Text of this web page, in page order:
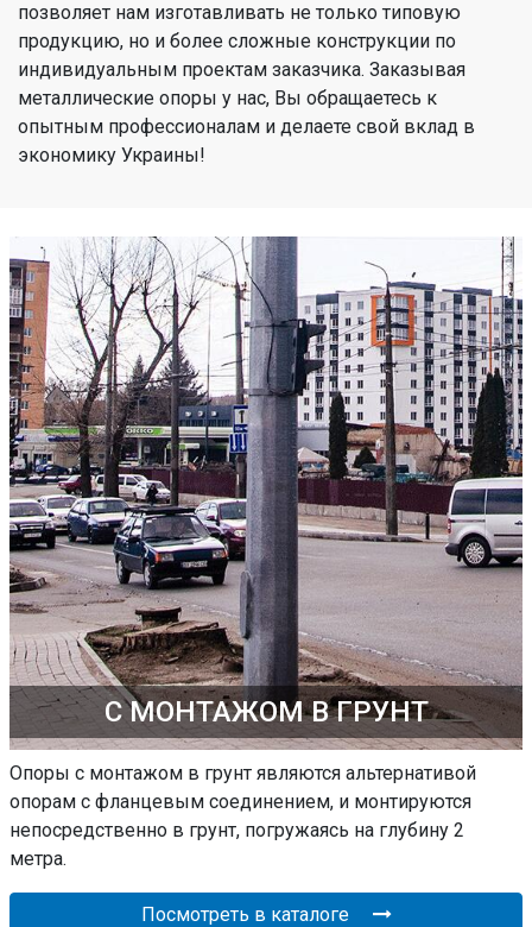
позволяет нам изготавливать не только типовую
продукцию, но и более сложные конструкции по
индивидуальным проектам заказчика. Заказывая
металлические опоры у нас, Вы обращаетесь к
опытным профессионалам и делаете свой вклад в
экономику Украины!
С МОНТАЖОМ В ГРУНТ
Опоры с монтажом в грунт являются альтернативой
опорам с фланцевым соединением, и монтируются
непосредственно в грунт, погружаясь на глубину 2
метра.
Посмотреть в каталоге